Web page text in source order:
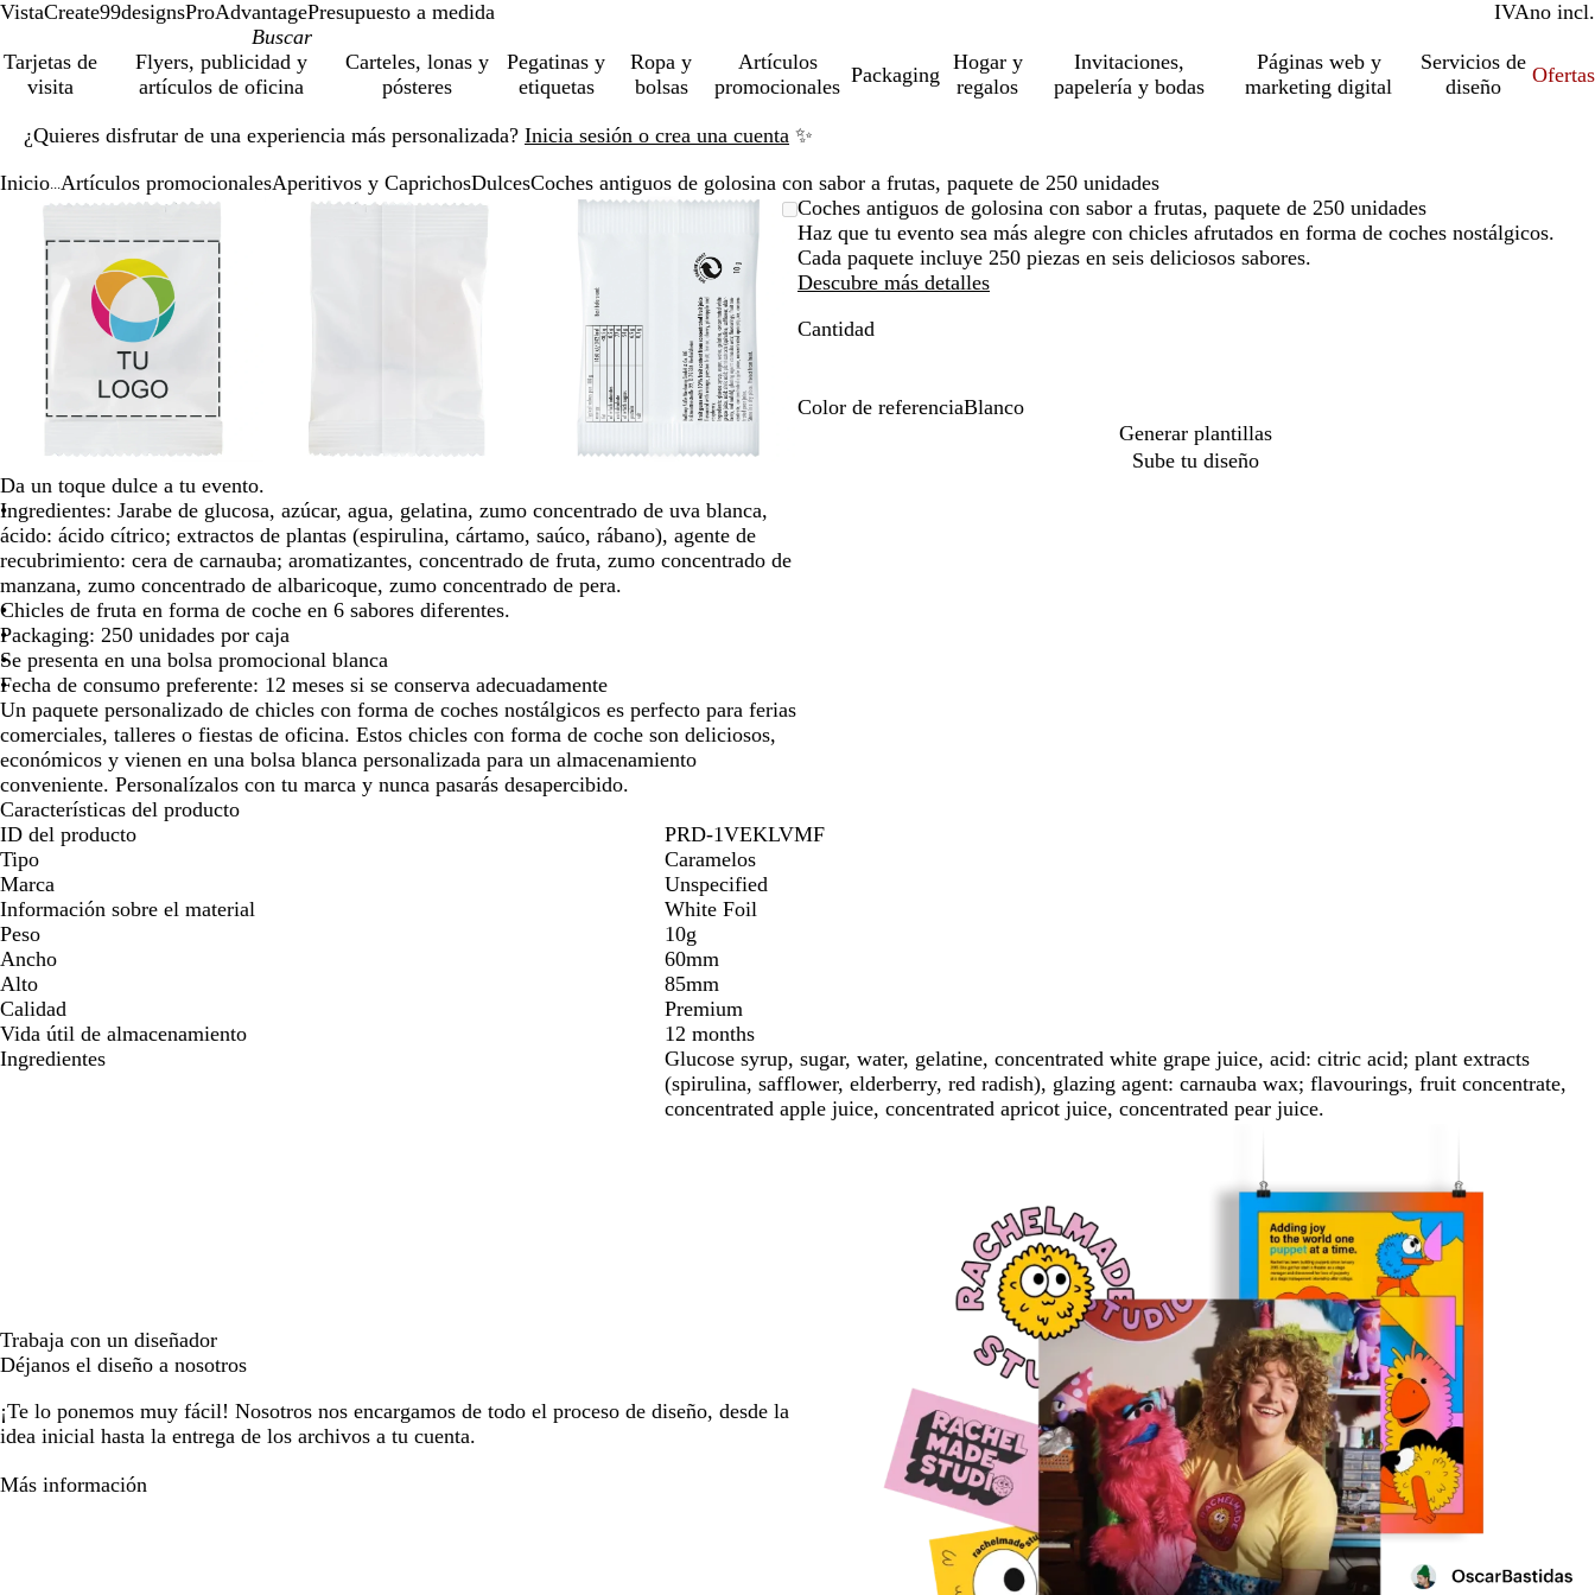
VistaCreate99designsProAdvantagePresupuesto a medida IVAincl.
no incl.
Tarjetas de
visita
Flyers, publicidad y
artículos de oficina
Carteles, lonas y
pósteres
Pegatinas y
etiquetas
Ropa y
bolsas
Artículos
promocionales
Packaging
Hogar y
regalos
Invitaciones,
papelería y bodas
Páginas web y
marketing digital
Servicios de
diseño
Ofertas
¿Quieres disfrutar de una experiencia más personalizada? Inicia sesión o crea una cuenta ✨
1
Inicio Artículos promocionalesAperitivos y CaprichosDulcesCoches antiguos de golosina con sabor a frutas, paquete de 250 unidades
Imagen
Acercado
mínimo
Haz
para
expandir
Utiliza
teclas
de
más
menos
para
ampliar
alejar
y
las
flechas
para
moverte
por
la
imagen
Imagen
Acercado
Haz
Utiliza
alejar
las
flechas
para
moverte
por
Imagen
Acercado
mínimo
Haz
para
expandir
Utiliza
teclas
menos
para
ampliar
alejar
las
flechas
para
Diapositiva
Coches antiguos de golosina con sabor a frutas, paquete de 250 unidades
Haz que tu evento sea más alegre con chicles afrutados en forma de coches nostálgicos.
Cada paquete incluye 250 piezas en seis deliciosos sabores.
Descubre más detalles
Cantidad
Color de referenciaBlanco
Generar plantillas
Sube tu diseño
Da un toque dulce a tu evento.
Ingredientes: Jarabe de glucosa, azúcar, agua, gelatina, zumo concentrado de uva blanca,
ácido: ácido cítrico; extractos de plantas (espirulina, cártamo, saúco, rábano), agente de
recubrimiento: cera de carnauba; aromatizantes, concentrado de fruta, zumo concentrado de
manzana, zumo concentrado de albaricoque, zumo concentrado de pera.
Chicles de fruta en forma de coche en 6 sabores diferentes.
Packaging: 250 unidades por caja
Se presenta en una bolsa promocional blanca
Fecha de consumo preferente: 12 meses si se conserva adecuadamente
Un paquete personalizado de chicles con forma de coches nostálgicos es perfecto para ferias
comerciales, talleres o fiestas de oficina. Estos chicles con forma de coche son deliciosos,
económicos y vienen en una bolsa blanca personalizada para un almacenamiento
conveniente. Personalízalos con tu marca y nunca pasarás desapercibido.
Características del producto
ID del producto
PRD-1VEKLVMF
Tipo
Caramelos
Marca
Unspecified
Información sobre el material
White Foil
Peso
10g
Ancho
60mm
Alto
85mm
Calidad
Premium
Vida útil de almacenamiento
12 months
Ingredientes
Glucose syrup, sugar, water, gelatine, concentrated white grape juice, acid: citric acid; plant extracts
(spirulina, safflower, elderberry, red radish), glazing agent: carnauba wax; flavourings, fruit concentrate,
concentrated apple juice, concentrated apricot juice, concentrated pear juice.
Trabaja con un diseñador
Déjanos el diseño a nosotros
¡Te lo ponemos muy fácil! Nosotros nos encargamos de todo el proceso de diseño, desde la
idea inicial hasta la entrega de los archivos a tu cuenta.
Más información